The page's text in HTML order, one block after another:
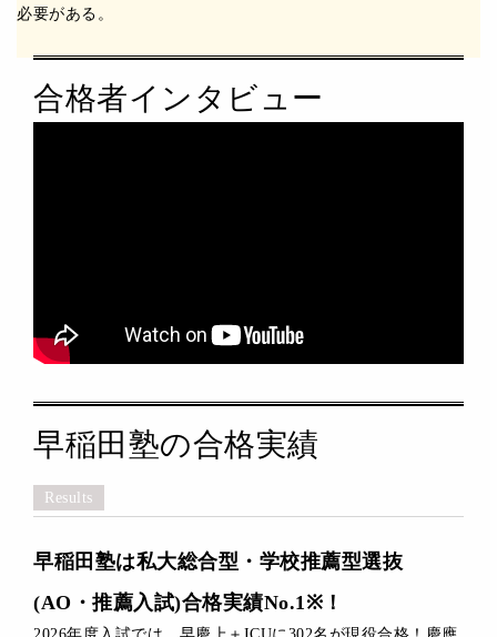
必要がある。
合格者インタビュー
早稲田塾の合格実績
Results
早稲田塾は私大総合型・学校推薦型選抜
(AO・推薦入試)合格実績No.1※！